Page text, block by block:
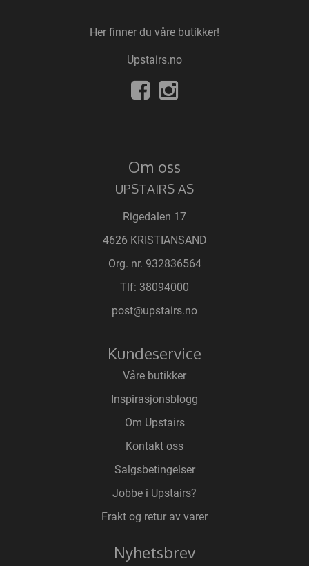
Her finner du våre butikker!
Upstairs.no
Om oss
UPSTAIRS AS
Rigedalen 17
4626 KRISTIANSAND
Org. nr. 932836564
Tlf: 38094000
post@upstairs.no
Kundeservice
Våre butikker
Inspirasjonsblogg
Om Upstairs
Kontakt oss
Salgsbetingelser
Jobbe i Upstairs?
Frakt og retur av varer
Nyhetsbrev